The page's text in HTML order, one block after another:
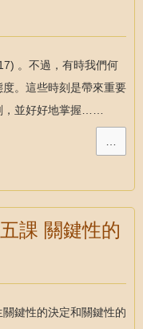
。不過，有時我們何
。這些時刻是帶來重要
，並好好地掌握……
…
課 關鍵性的
鍵性的決定和關鍵性的